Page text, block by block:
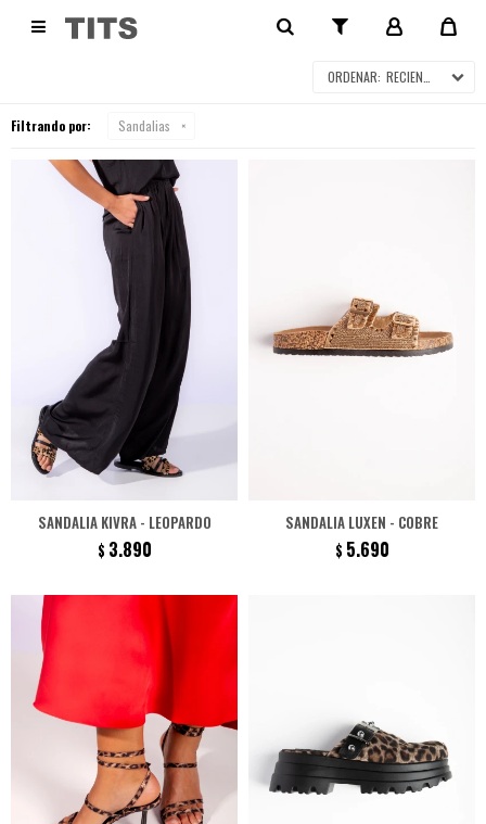
 SANDALIAS
RECIENTES
Filtrando por: Sandalias
SANDALIA KIVRA - LEOPARDO
$ 3.890
SANDALIA LUXEN - COBRE
$ 5.690